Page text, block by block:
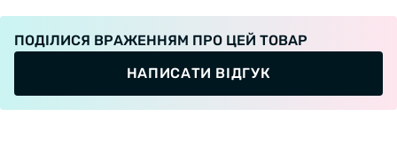
ПОДІЛИСЯ ВРАЖЕННЯМ ПРО ЦЕЙ ТОВАР
НАПИСАТИ ВІДГУК